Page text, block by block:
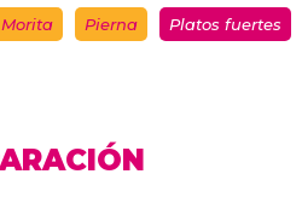
Morita Pierna Platos fuertes